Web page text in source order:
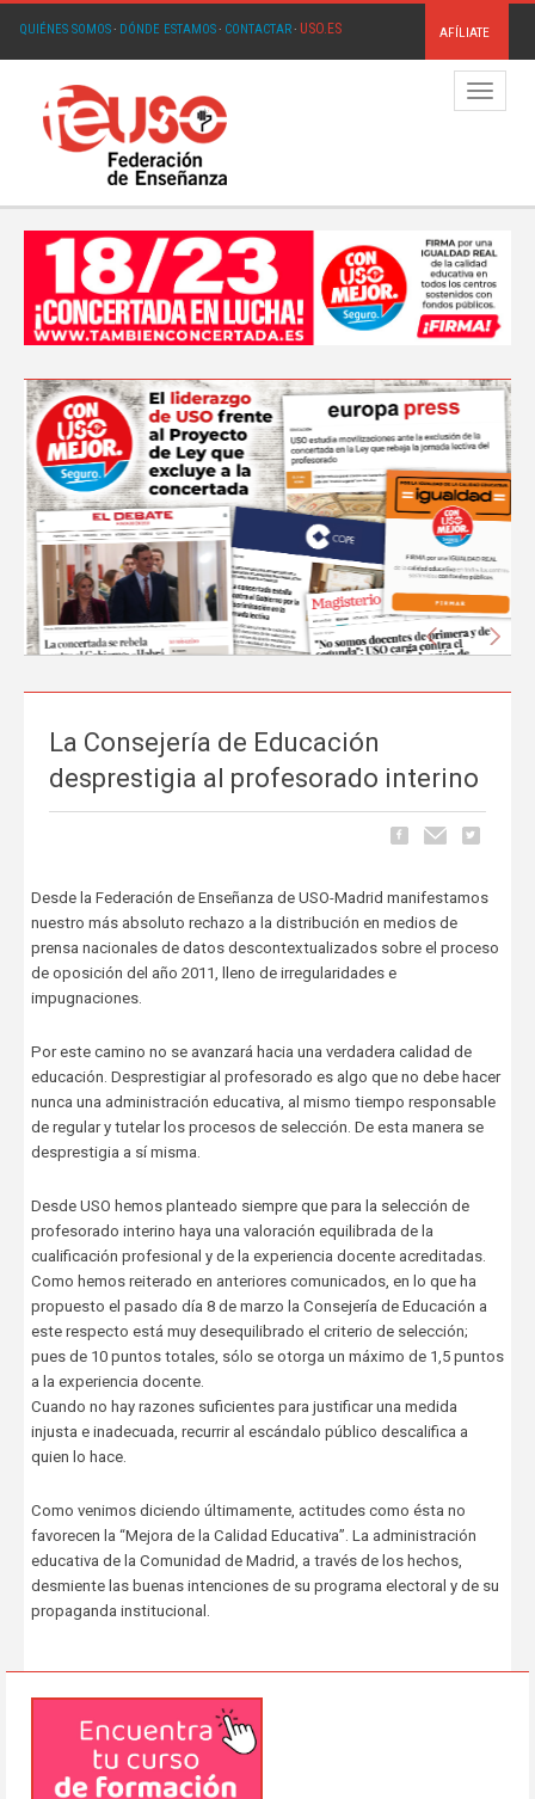
QUIÉNES SOMOS· DÓNDE ESTAMOS· CONTACTAR· USO.ES AFÍLIATE
Menú
La prensa nacional se hace eco del liderazgo
de FEUSO frente al Proyecto de Ley que
excluye a la concertada
La tramitación del Proyecto de Ley de reducción de la jornada
principales medios de comunicación nacionales.FEUSO ha sido el
primer sindicato en dar un paso al frentepara denunciar...
Anterior
La Consejería de Educación
desprestigia al profesorado interino
Desde la Federación de Enseñanza de USO-Madrid manifestamos
nuestro más absoluto rechazo a la distribución en medios de
prensa nacionales de datos descontextualizados sobre el proceso
de oposición del año 2011, lleno de irregularidades e
impugnaciones.
Por este camino no se avanzará hacia una verdadera calidad de
educación. Desprestigiar al profesorado es algo que no debe hacer
nunca una administración educativa, al mismo tiempo responsable
de regular y tutelar los procesos de selección. De esta manera se
desprestigia a sí misma.
Desde USO hemos planteado siempre que para la selección de
profesorado interino haya una valoración equilibrada de la
cualificación profesional y de la experiencia docente acreditadas.
Como hemos reiterado en anteriores comunicados, en lo que ha
propuesto el pasado día 8 de marzo la Consejería de Educación a
este respecto está muy desequilibrado el criterio de selección;
pues de 10 puntos totales, sólo se otorga un máximo de 1,5 puntos
a la experiencia docente.
Cuando no hay razones suficientes para justificar una medida
injusta e inadecuada, recurrir al escándalo público descalifica a
quien lo hace.
Como venimos diciendo últimamente, actitudes como ésta no
favorecen la “Mejora de la Calidad Educativa”. La administración
educativa de la Comunidad de Madrid, a través de los hechos,
desmiente las buenas intenciones de su programa electoral y de su
propaganda institucional.